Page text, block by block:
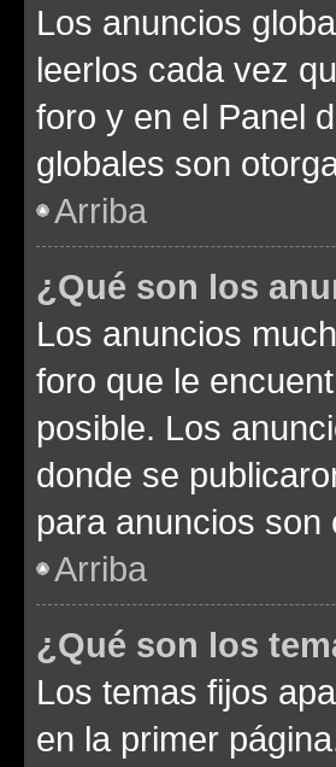
Los anuncios
leerlos cada vez
foro y en el Panel
globales son
Arriba
¿Qué son los
Los anuncios
foro que le
posible. Los
donde se
para anuncios
Arriba
¿Qué son los
Los temas fijos
en la primer